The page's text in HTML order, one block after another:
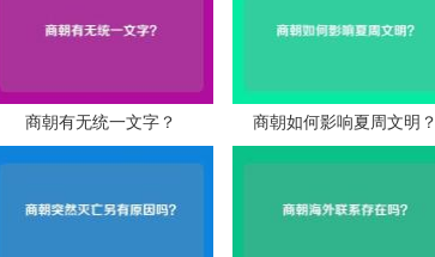
商朝有无统一文字？ 商朝如何影响夏周文明？